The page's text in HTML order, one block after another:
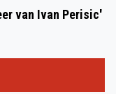
van Ivan Perisic'